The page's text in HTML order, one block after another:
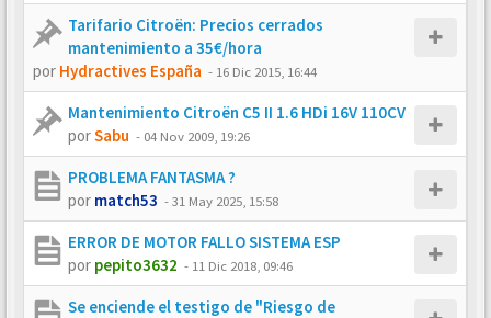
Tarifario Citroën: Precios cerrados
mantenimiento a 35€/hora
por Hydractives España - 16 Dic 2015, 16:44
Mantenimiento Citroën C5 II 1.6 HDi 16V 110CV
porSabu - 04 Nov 2009, 19:26
PROBLEMA FANTASMA ?
por match53 -31 May 2025, 15:58
ERROR DE MOTOR FALLO SISTEMA ESP
por pepito3632 - 11 Dic 2018, 09:46
Se enciende el testigo de "Riesgo de